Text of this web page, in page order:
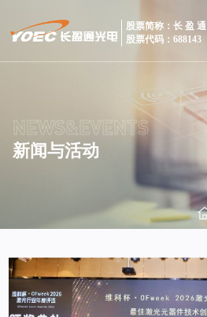
股票简称：长 盈 通
股票代码：688143
NEWS&EVENTS
新闻与活动